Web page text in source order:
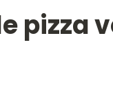
pizza